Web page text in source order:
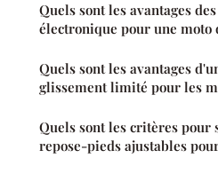
Quels sont les avantages
électronique pour une moto
Quels sont les avantages
glissement limité pour les
Quels sont les critères pour
repose-pieds ajustables